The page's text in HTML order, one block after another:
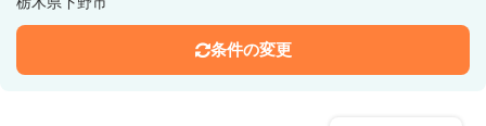
条件の変更